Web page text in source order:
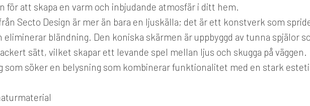
för att skapa en varm och inbjudande atmosfär i ditt hem.
Secto Design är mer än bara en ljuskälla; det är ett konstverk som
bländning. Den koniska skärmen är uppbyggd av tunna spjälor
sätt, vilket skapar ett levande spel mellan ljus och skugga på väggen.
som söker en belysning som kombinerar funktionalitet med en stark